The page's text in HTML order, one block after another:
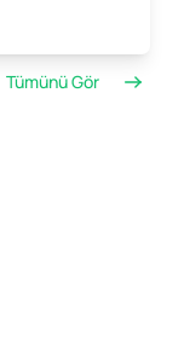
Tümünü Gör